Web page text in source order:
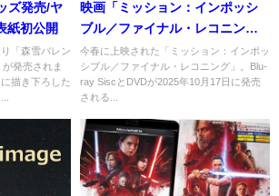
ズ発売/ヤ
紙初公開
「森雪バレン
発売されま
描き下ろした
映画「ミッション：インポッシ
ブル／ファイナル・レコニン
グ」Blu-ray/DVDは10月発売へ
今春に上映された「ミッション：インポッ
シブル／ファイナル・レコニング」。Blu-
ray SiscとDVDが2025年10月17日に発売
される...